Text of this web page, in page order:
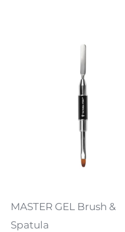
MASTER GEL Brush &
Spatula